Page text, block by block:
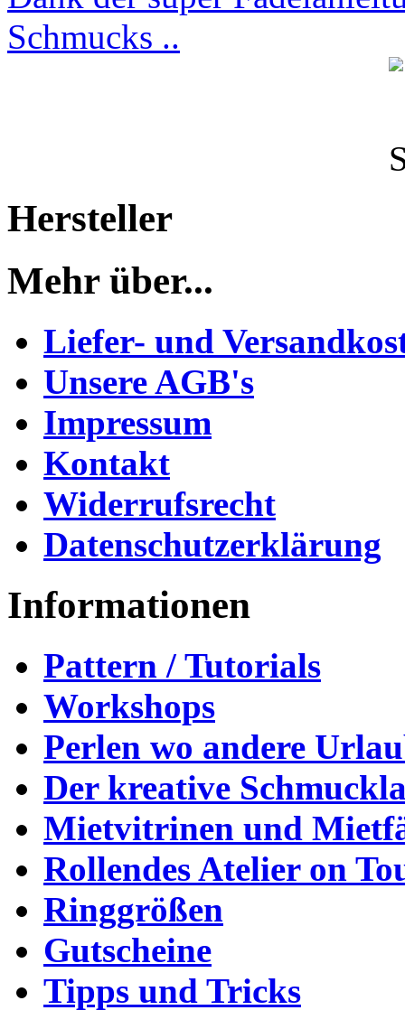
Schmucks ..
Hersteller
Mehr über...
Liefer- und
Unsere AGB's
Impressum
Kontakt
Widerrufsrecht
Datenschutzerklärung
Informationen
Pattern / Tutorials
Workshops
Perlen wo andere
Der kreative
Mietvitrinen und
Rollendes Atelier on
Ringgrößen
Gutscheine
Tipps und Tricks